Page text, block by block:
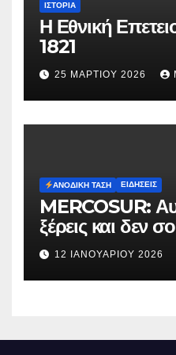
ΙΣΤΟΡΊΑ
Η Εθνική
1821
25 ΜΑΡΤΊΟΥ 2026
ΑΝΟΔΙΚΉ ΤΆΣΗ ΕΙΔΉΣΕΙΣ
MERCOSUR:
ξέρεις και δεν
12 ΙΑΝΟΥΑΡΊΟΥ 2026